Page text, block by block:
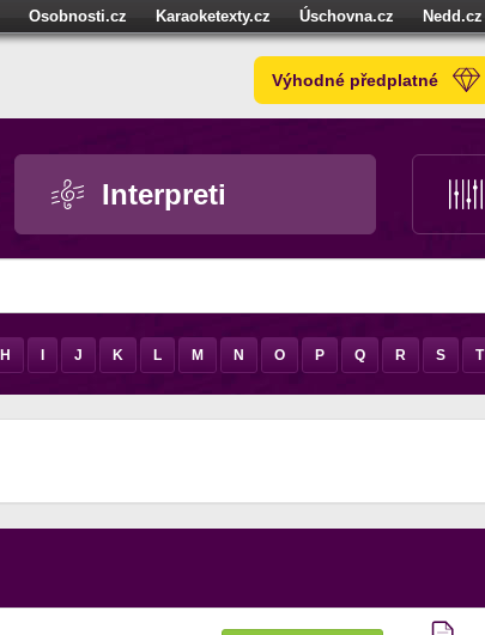
Osobnosti.cz Karaoketexty.cz Úschovna.cz
Nedd.cz
Výhodné předplatné
Interpreti
H J K L M N O P Q R S T